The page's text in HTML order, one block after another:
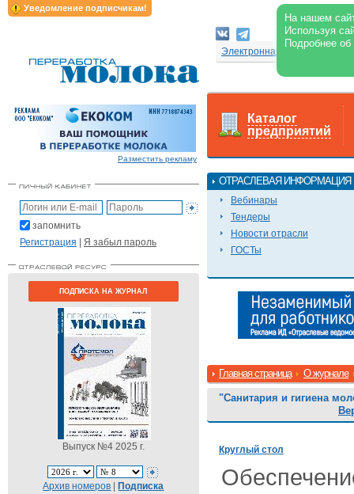
Уведомление подписчикам!
На нашем
Используя
Подробнее
Электронная версия
Разместить рекламу
запомнить
Регистрация | Я забыл пароль
ПОДПИСКА НА ЖУРНАЛ
Выпуск №4 2025 г.
Архив номеров |Подписка
Каталог
предприятий
ОТРАСЛЕВАЯ ИНФОРМАЦИЯ
Вебинары
Тендеры
Новости отрасли
ГОСТы
Главная страница О журнале
"Санитария и гигиена
Круглый стол